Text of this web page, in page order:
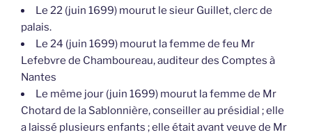
Le 22 (juin 1699) mourut le sieur Guillet, clerc de
palais.
Le 24 (juin 1699) mourut la femme de feu Mr
Lefebvre de Chamboureau, auditeur des Comptes à
Nantes
Le même jour (juin 1699) mourut la femme de Mr
Chotard de la Sablonnière, conseiller au présidial ; elle
a laissé plusieurs enfants ; elle était avant veuve de Mr